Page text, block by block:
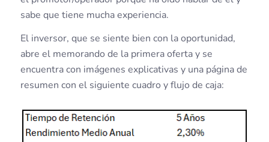
sabe que tiene mucha experiencia.
El inversor, que se siente bien con la oportunidad,
abre el memorando de la primera oferta y se
encuentra con imágenes explicativas y una página de
resumen con el siguiente cuadro y flujo de caja: